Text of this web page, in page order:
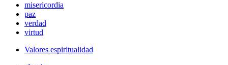
misericordia
paz
verdad
virtud
Valores espiritualidad